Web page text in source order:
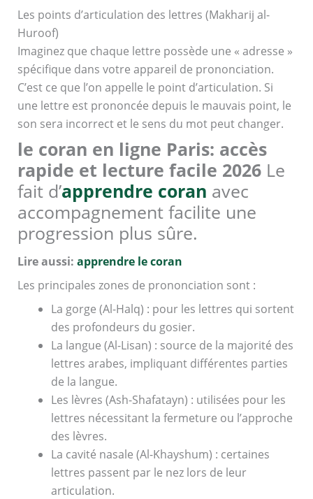
Les points d’articulation des lettres (Makharij al-
Huroof)
Imaginez que chaque lettre possède une « adresse »
spécifique dans votre appareil de prononciation.
C’est ce que l’on appelle le point d’articulation. Si
une lettre est prononcée depuis le mauvais point, le
son sera incorrect et le sens du mot peut changer.
le coran en ligne Paris: accès
rapide et lecture facile 2026Le
fait d’apprendre coran avec
accompagnement facilite une
progression plus sûre.
Lire aussi: apprendre le coran
Les principales zones de prononciation sont :
La gorge (Al-Halq) : pour les lettres qui sortent
des profondeurs du gosier.
La langue (Al-Lisan) : source de la majorité des
lettres arabes, impliquant différentes parties
de la langue.
Les lèvres (Ash-Shafatayn) : utilisées pour les
lettres nécessitant la fermeture ou l’approche
des lèvres.
La cavité nasale (Al-Khayshum) : certaines
lettres passent par le nez lors de leur
articulation.